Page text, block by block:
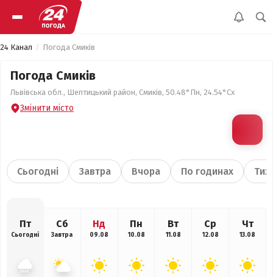
24 Канал Погода Смиків
Погода Смиків
Львівська обл., Шептицький район, Смиків, 50.48°Пн, 24.54°Сх
Змінити місто
Сьогодні Завтра Вчора По годинах
Пт
Сьогодні
Сб
Завтра
Нд
09.08
Пн
10.08
Вт
11.08
Ср
12.08
Чт
13.08